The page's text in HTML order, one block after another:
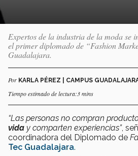
Expertos de la industria de la moda se
el primer diplomado de “Fashion
Guadalajara.
Por KARLA PÉREZ | CAMPUS
Tiempo estimado de lectura:3 mins
“Las personas no compran
vida y comparten experiencias”,
coordinadora del Diplomado de
Tec Guadalajara.